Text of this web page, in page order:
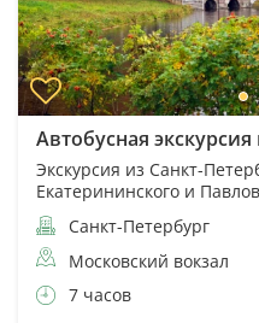
Автобусная
Экскурсия из Санкт-
Екатерининского и
Санкт-Петербург
Московский вокзал
7 часов